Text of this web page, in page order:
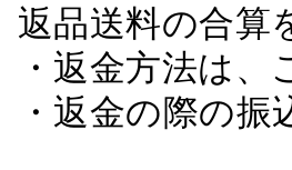
返品送料の合算
・返金方法は
・返金の際の